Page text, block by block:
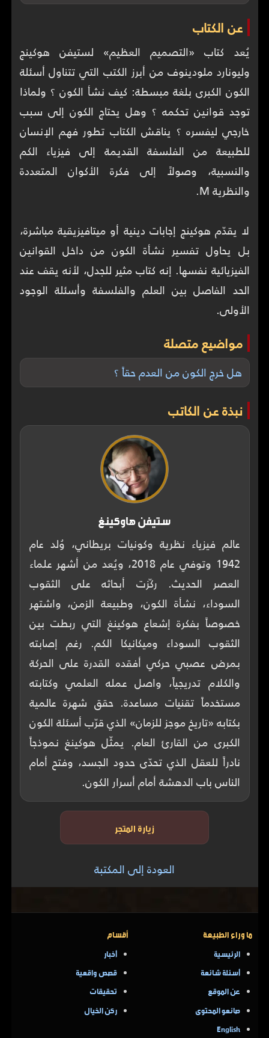
عن الكتاب
يُعد كتاب «التصميم العظيم» لستيفن هوكينج
وليونارد ملودينوف من أبرز الكتب التي تتناول أسئلة
الكون الكبرى بلغة مبسطة: كيف نشأ الكون ؟ ولماذا
توجد قوانين تحكمه ؟ وهل يحتاج الكون إلى سبب
خارجي ليفسره ؟ يناقش الكتاب تطور فهم الإنسان
للطبيعة من الفلسفة القديمة إلى فيزياء الكم
والنسبية، وصولاً إلى فكرة الأكوان المتعددة
لا يقدّم هوكينج إجابات دينية أو ميتافيزيقية مباشرة،
بل يحاول تفسير نشأة الكون من داخل القوانين
الفيزيائية نفسها. إنه كتاب مثير للجدل، لأنه يقف عند
الحد الفاصل بين العلم والفلسفة وأسئلة الوجود
الأولى.
مواضيع متصلة
هل خرج الكون من العدم حقاً ؟
نبذة عن الكاتب
ستيفن هاوكينغ
عالم فيزياء نظرية وكونيات بريطاني، وُلد عام
1942 وتوفي عام 2018، ويُعد من أشهر علماء
العصر الحديث. ركّزت أبحاثه على الثقوب
السوداء، نشأة الكون، وطبيعة الزمن، واشتهر
خصوصاً بفكرة إشعاع هوكينغ التي ربطت بين
الثقوب السوداء وميكانيكا الكم. رغم إصابته
بمرض عصبي حركي أفقده القدرة على الحركة
والكلام تدريجياً، واصل عمله العلمي وكتابته
مستخدماً تقنيات مساعدة. حقق شهرة عالمية
بكتابه «تاريخ موجز للزمان» الذي قرّب أسئلة الكون
الكبرى من القارئ العام. يمثّل هوكينغ نموذجاً
نادراً للعقل الذي تحدّى حدود الجسد، وفتح أمام
الناس باب الدهشة أمام أسرار الكون.
زيارة المتجر
العودة إلى المكتبة
ما وراء الطبيعة
الرئيسية
أسئلة شائعة
عن الموقع
صانعو المحتوى
English
أقسام
أخبار
قصص واقعية
تحقيقات
ركن الخيال